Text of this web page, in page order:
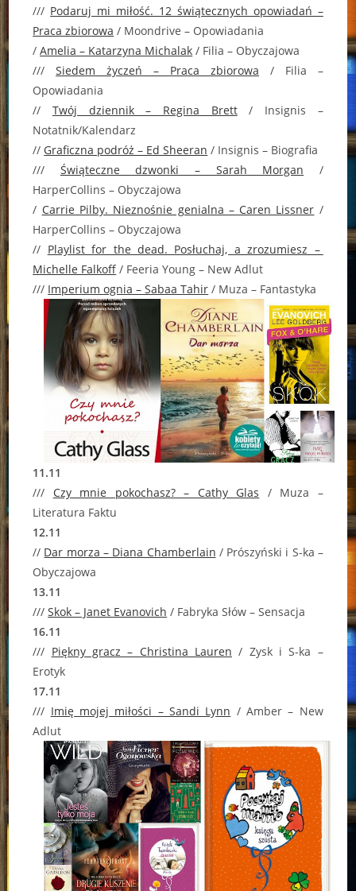
/// Podaruj mi miłość. 12 świątecznych opowiadań –
Praca zbiorowa / Moondrive – Opowiadania
/Amelia – Katarzyna Michalak / Filia – Obyczajowa
///Siedem życzeń – Praca zbiorowa / Filia –
Opowiadania
// Twój dziennik – Regina Brett/ Insignis –
Notatnik/Kalendarz
// Graficzna podróż – Ed Sheeran / Insignis – Biografia
/// Świąteczne dzwonki – Sarah Morgan /
HarperCollins – Obyczajowa
/ Carrie Pilby. Nieznośnie genialna – Caren Lissner /
HarperCollins – Obyczajowa
// Playlist for the dead. Posłuchaj, a zrozumiesz –
Michelle Falkoff / Feeria Young – New Adlut
/// Imperium ognia – Sabaa Tahir / Muza – Fantastyka
11.11
/// Czy mnie pokochasz? – Cathy Glas / Muza –
Literatura Faktu
12.11
// Dar morza – Diana Chamberlain / Prószyński i S-ka –
Obyczajowa
13.11
///Skok – Janet Evanovich / Fabryka Słów – Sensacja
16.11
/// Piękny gracz – Christina Lauren / Zysk i S-ka –
Erotyk
17.11
/// Imię mojej miłości – Sandi Lynn / Amber – New
Adlut